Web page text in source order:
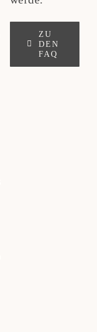
ZU
DEN
FAQ